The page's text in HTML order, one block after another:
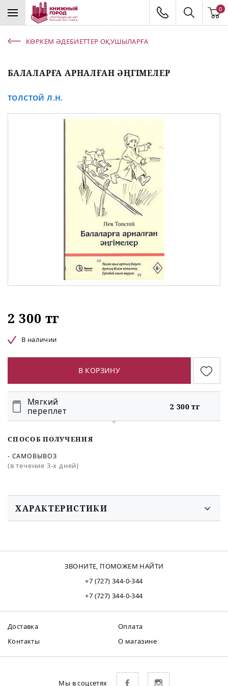
0
КӨРКЕМ ӘДЕБИЕТТЕР ОҚУШЫЛАРҒА
БАЛАЛАРҒА АРНАЛҒАН ӘҢГІМЕЛЕР
ТОЛСТОЙ Л.Н.
2 300 тг
В наличии
В КОРЗИНУ
Мягкий
переплет
2 300 тг
СПОСОБ ПОЛУЧЕНИЯ
- САМОВЫВОЗ
(в течение 3-х дней)
ХАРАКТЕРИСТИКИ
ЗВОНИТЕ, ПОМОЖЕМ НАЙТИ
+7 (727) 344-0-344
+7 (727) 344-0-344
Доставка
Оплата
Контакты
О магазине
Мы в соцсетях